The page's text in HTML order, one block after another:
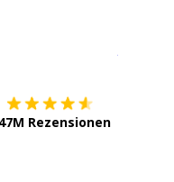
Rezensionen